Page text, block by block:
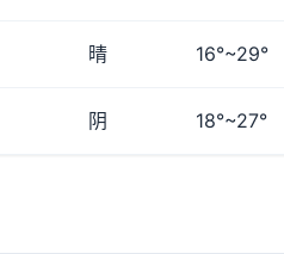
晴 16°~29°
阴 18°~27°